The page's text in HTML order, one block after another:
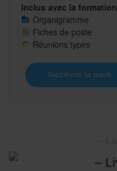
Inclus avec la formation
Organigramme
Fiches de poste
Réunions types
Recevoir le pack